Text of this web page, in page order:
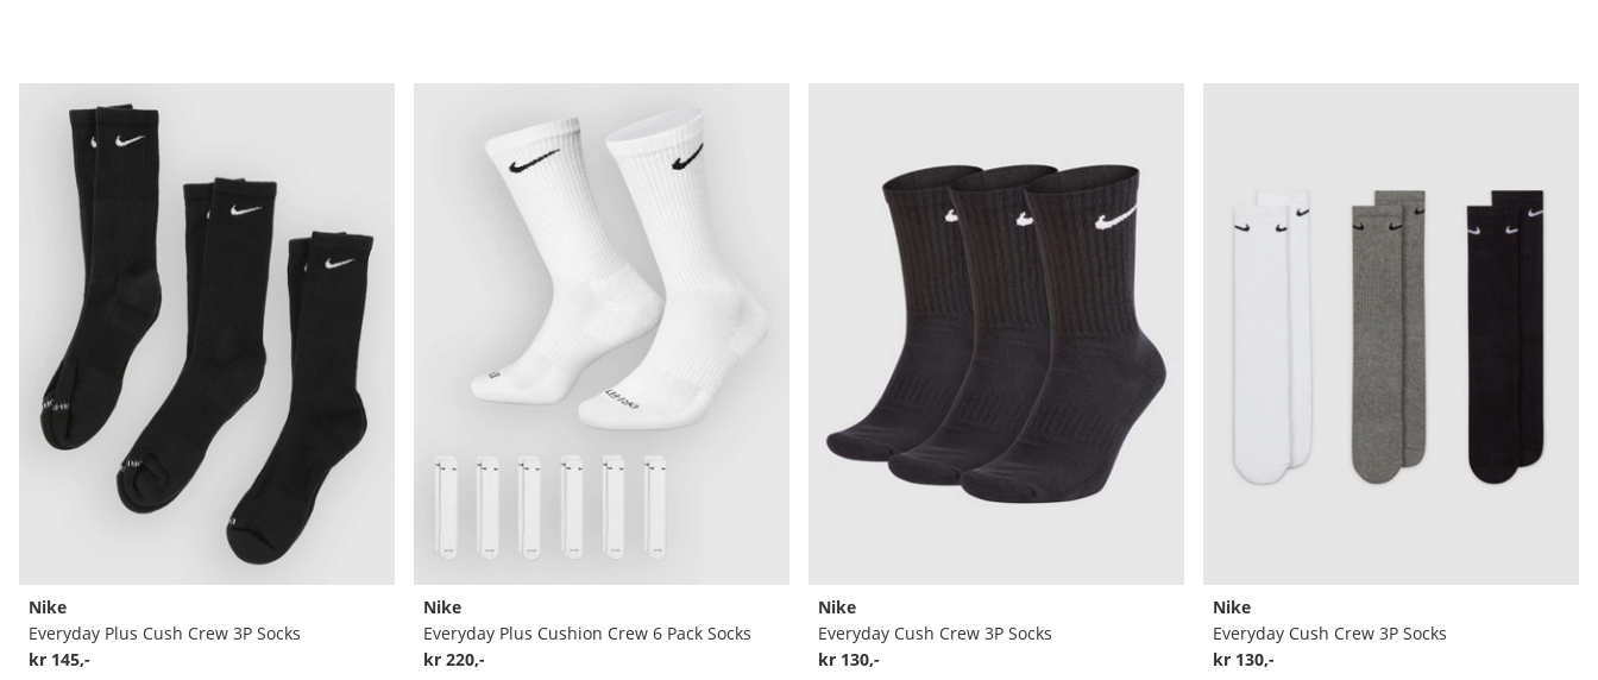
Nike
Everyday Plus Cush Crew 3P Socks
kr 145,-
Nike
Everyday Plus Cushion Crew 6 Pack Socks
kr 220,-
Nike
Everyday Cush Crew 3P Socks
kr 130,-
Nike
Everyday Cush Crew 3P Socks
kr 130,-